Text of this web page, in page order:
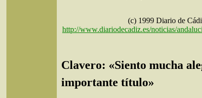
(c) 1999 Diario de
http://www.diariodecadiz.es/noticias/
Clavero: «Siento mucha
importante título»